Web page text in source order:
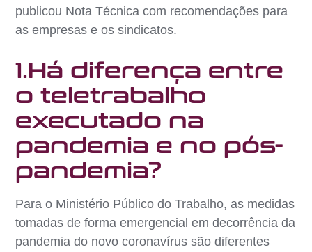
publicou Nota Técnica com recomendações para
as empresas e os sindicatos.
1.Há diferença entre
o teletrabalho
executado na
pandemia e no pós-
pandemia?
Para o Ministério Público do Trabalho, as medidas
tomadas de forma emergencial em decorrência da
pandemia do novo coronavírus são diferentes